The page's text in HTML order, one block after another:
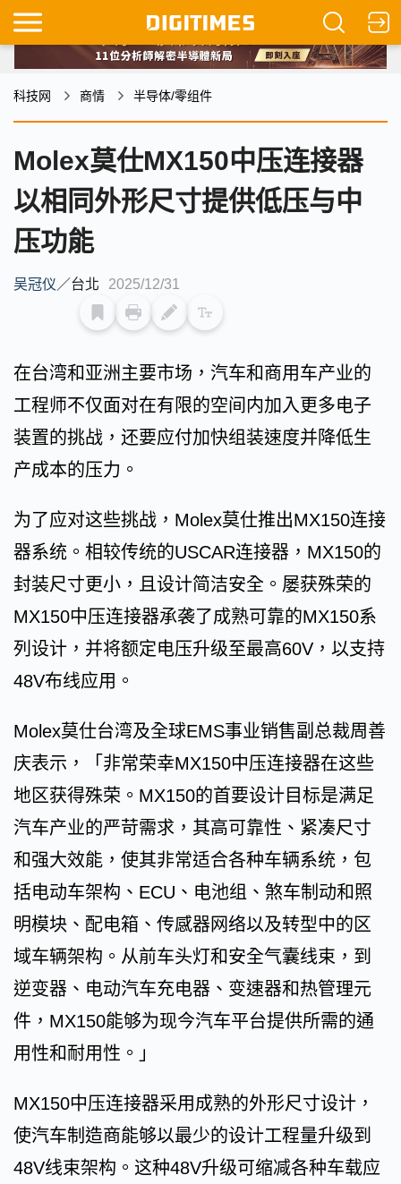
科技网 商情 半导体/零组件
Molex莫仕MX150中压连接器
以相同外形尺寸提供低压与中
压功能
吴冠仪／台北 2025/12/31
在台湾和亚洲主要市场，汽车和商用车产业的
工程师不仅面对在有限的空间内加入更多电子
装置的挑战，还要应付加快组装速度并降低生
产成本的压力。
为了应对这些挑战，Molex莫仕推出MX150连接
器系统。相较传统的USCAR连接器，MX150的
封装尺寸更小，且设计简洁安全。屡获殊荣的
MX150中压连接器承袭了成熟可靠的MX150系
列设计，并将额定电压升级至最高60V，以支持
48V布线应用。
Molex莫仕台湾及全球EMS事业销售副总裁周善
庆表示，「非常荣幸MX150中压连接器在这些
地区获得殊荣。MX150的首要设计目标是满足
汽车产业的严苛需求，其高可靠性、紧凑尺寸
和强大效能，使其非常适合各种车辆系统，包
括电动车架构、ECU、电池组、煞车制动和照
明模块、配电箱、传感器网络以及转型中的区
域车辆架构。从前车头灯和安全气囊线束，到
逆变器、电动汽车充电器、变速器和热管理元
件，MX150能够为现今汽车平台提供所需的通
用性和耐用性。」
MX150中压连接器采用成熟的外形尺寸设计，
使汽车制造商能够以最少的设计工程量升级到
48V线束架构。这种48V升级可缩减各种车载应